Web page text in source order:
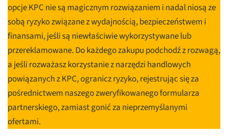
opcje KPC nie są magicznym rozwiązaniem i nadal niosą ze
sobą ryzyko związane z wydajnością, bezpieczeństwem i
finansami, jeśli są niewłaściwie wykorzystywane lub
przereklamowane. Do każdego zakupu podchodź z rozwagą,
a jeśli rozważasz korzystanie z narzędzi handlowych
powiązanych z KPC, ogranicz ryzyko, rejestrując się za
pośrednictwem naszego zweryfikowanego formularza
partnerskiego, zamiast gonić za nieprzemyślanymi
ofertami.